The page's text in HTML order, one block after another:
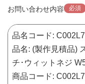
お問い合わせ内容 必須